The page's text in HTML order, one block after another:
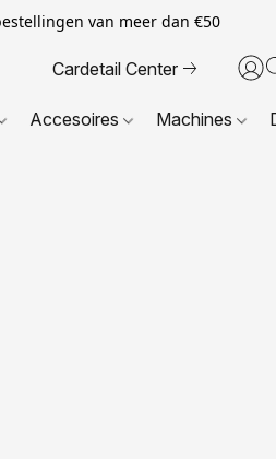
van meer dan €50
Cardetail Center
Accesoires Machines